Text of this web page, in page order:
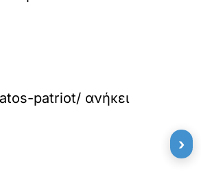
patriot/ ανήκει
›